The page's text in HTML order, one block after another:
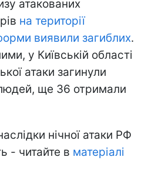
атакованих
на території
виявили загиблих.
у Київській області
атаки загинули
ще 36 отримали
нічної атаки РФ
- читайте в матеріалі